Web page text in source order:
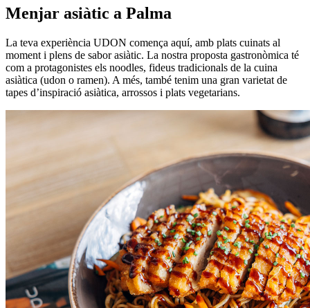
Menjar asiàtic a Palma
La teva experiència UDON comença aquí, amb plats cuinats al
moment i plens de sabor asiàtic. La nostra proposta gastronòmica té
com a protagonistes els noodles, fideus tradicionals de la cuina
asiàtica (udon o ramen). A més, també tenim una gran varietat de
tapes d’inspiració asiàtica, arrossos i plats vegetarians.